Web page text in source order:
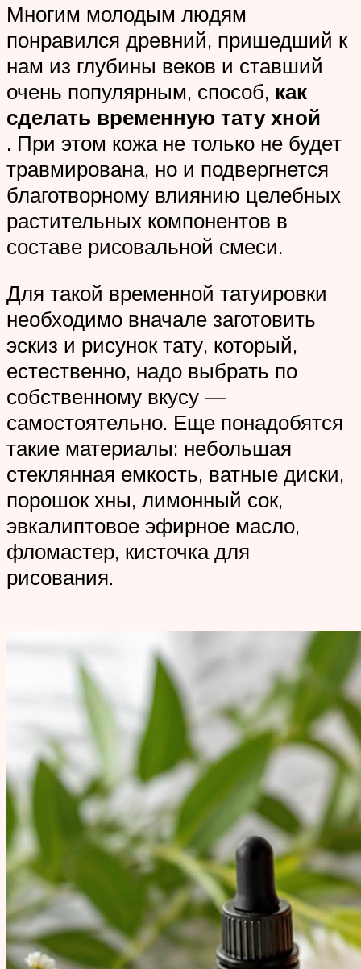
Многим молодым людям
понравился древний, пришедший к
нам из глубины веков и ставший
очень популярным, способ, как
сделать временную тату хной
. При этом кожа не только не будет
травмирована, но и подвергнется
благотворному влиянию целебных
растительных компонентов в
составе рисовальной смеси.
Для такой временной татуировки
необходимо вначале заготовить
эскиз и рисунок тату, который,
естественно, надо выбрать по
собственному вкусу —
самостоятельно. Еще понадобятся
такие материалы: небольшая
стеклянная емкость, ватные диски,
порошок хны, лимонный сок,
эвкалиптовое эфирное масло,
фломастер, кисточка для
рисования.